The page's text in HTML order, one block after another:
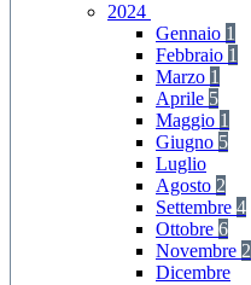
2024
Gennaio 1
Febbraio 1
Marzo 1
Aprile 5
Maggio 1
Giugno 5
Luglio
Agosto 2
Settembre 4
Ottobre 6
Novembre 2
Dicembre